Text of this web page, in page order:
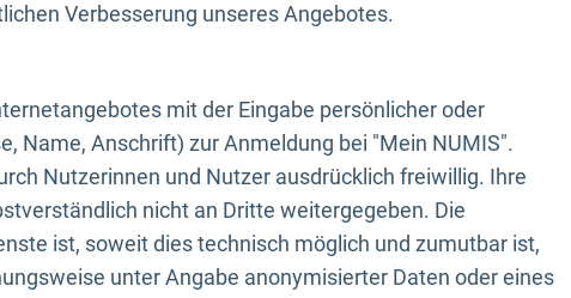
Verbesserung unseres Angebotes.
mit der Eingabe persönlicher oder
Name, Anschrift) zur Anmeldung bei "Mein NUMIS".
Nutzerinnen und Nutzer ausdrücklich freiwillig. Ihre
nicht an Dritte weitergegeben. Die
ist, soweit dies technisch möglich und zumutbar ist,
unter Angabe anonymisierter Daten oder eines